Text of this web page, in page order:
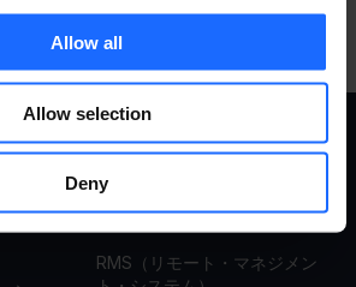
Allow all
Allow selection
Deny製品
RMS（リモート・マネジメン